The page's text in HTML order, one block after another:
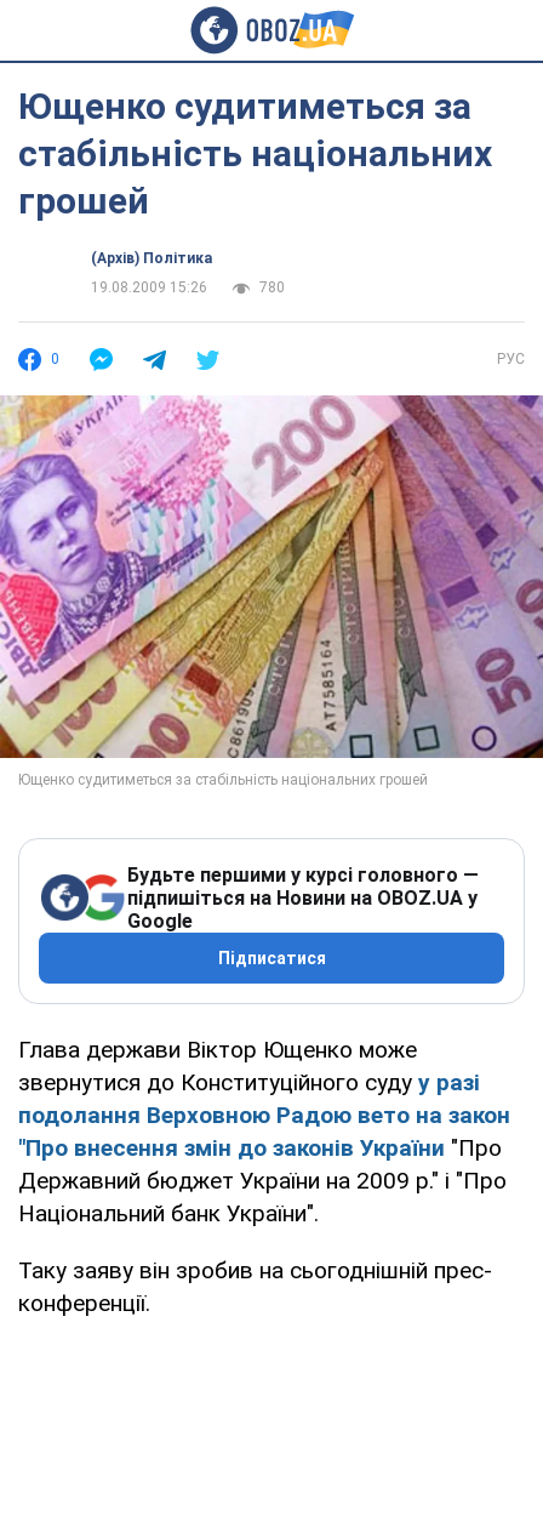
Ющенко судитиметься за
стабільність національних
грошей
(Архів) Політика
19.08.2009 15:26
780
0 РУС
Будьте першими у курсі головного —
підпишіться на Новини на OBOZ.UA у
Google
Підписатися
Глава держави Віктор Ющенко може
звернутися до Конституційного суду у разі
подолання Верховною Радою вето на закон
"Про внесення змін до законів України "Про
Державний бюджет України на 2009 р." і "Про
Національний банк України".
Таку заяву він зробив на сьогоднішній прес-
конференції.